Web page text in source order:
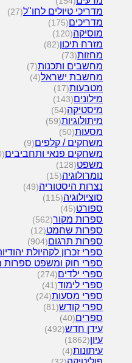
מדריכי טיולים לחו"ל(27)
מדריכים(175)
מוסיקה(120)
מזרח תיכון(82)
מחזות(73)
מחשבים ותכנות(7)
מחשבת ישראל(4)
מטבעות(17)
מילונים(143)
מיסטיקה(54)
מיתולוגיות(59)
מסעות(50)
משחקים / קלפים(9)
משחקים פנאי ותחביבים(10)
משפט(128)
נומרולוגיה(15)
נצרות היסטוריה(49)
סוציולוגיה(115)
ספורט(45)
ספרות מקור(562)
ספרות שחמט(12)
ספרות תרגום(904)
ספרי זכרון לקהיולת
ספרי חוק ומשפט
ספרי ילדים(274)
ספרי לימוד(41)
ספרי מסעות(24)
ספרי קודש(81)
ספרים(40)
עידן חדש(492)
עיון(1862)
עיתונות(4)